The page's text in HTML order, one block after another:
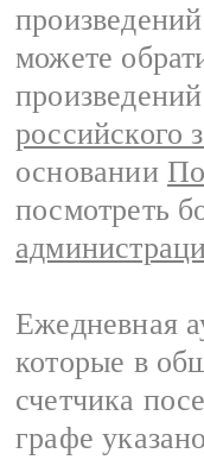
можете
российского
основании
посмотреть
Ежедневная
которые в
счетчика
графе